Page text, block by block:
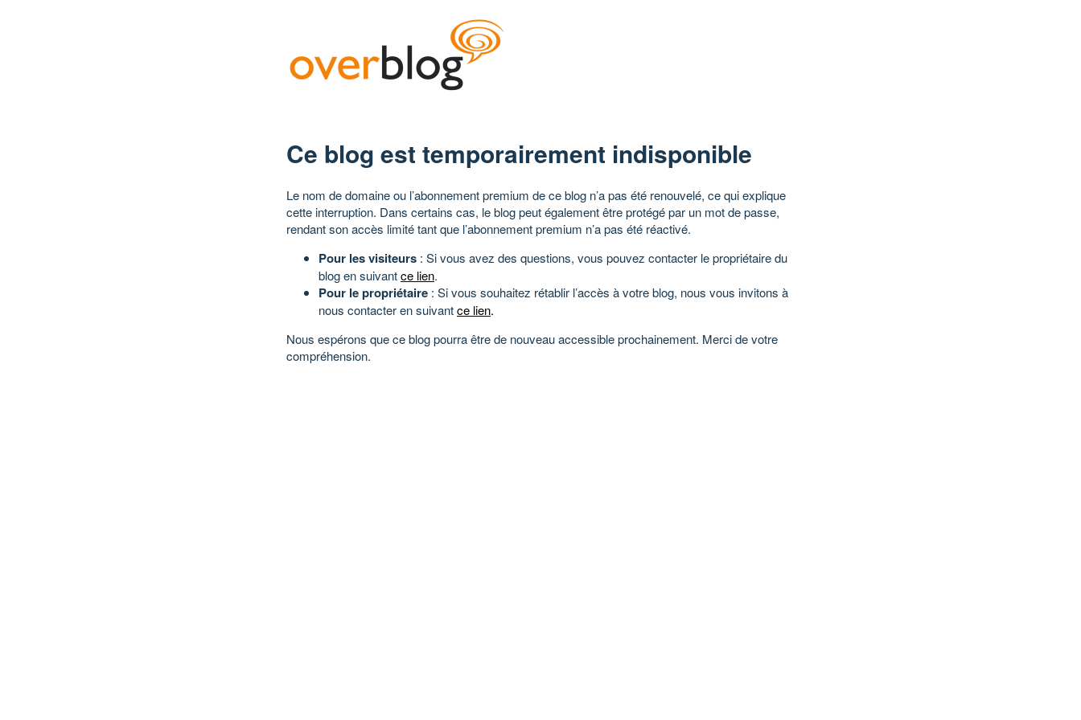
Ce blog est temporairement indisponible
Le nom de domaine ou l’abonnement premium de ce blog n’a pas été renouvelé, ce qui explique
cette interruption. Dans certains cas, le blog peut également être protégé par un mot de passe,
rendant son accès limité tant que l’abonnement premium n’a pas été réactivé.
Pour les visiteurs : Si vous avez des questions, vous pouvez contacter le propriétaire du
blog en suivantce lien.
Pour le propriétaire : Si vous souhaitez rétablir l’accès à votre blog, nous vous invitons à
nous contacter en suivantce lien.
Nous espérons que ce blog pourra être de nouveau accessible prochainement. Merci de votre
compréhension.